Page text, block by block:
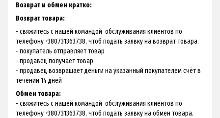
Возврат и обмен кратко:
Возврат товара:
- свяжитесь с нашей командой обслуживания клиентов по
телефону +380731363738, чтоб подать заявку на возврат товара.
- покупатель отправляет товар
- продавец получает товар
- продавец возвращает деньги на указанный покупателем счёт в
течении 14 дней
Обмен товара:
- свяжитесь с нашей командой обслуживания клиентов по
телефону +380731363738, чтоб подать заявку на обмен товара.